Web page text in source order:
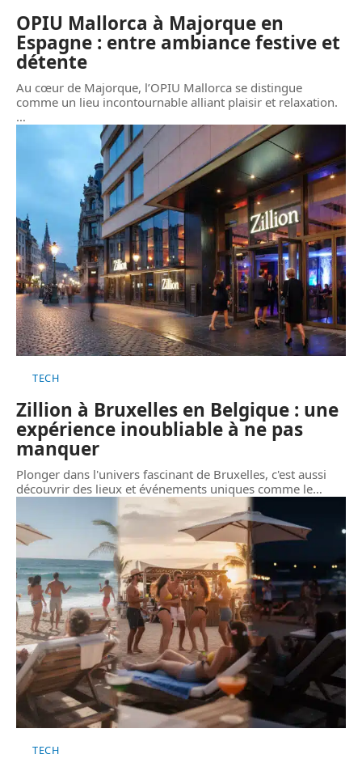
OPIU Mallorca à Majorque en
Espagne : entre ambiance festive et
détente
Au cœur de Majorque, l’OPIU Mallorca se distingue
comme un lieu incontournable alliant plaisir et relaxation.
…
TECH
Zillion à Bruxelles en Belgique : une
expérience inoubliable à ne pas
manquer
Plonger dans l'univers fascinant de Bruxelles, c'est aussi
découvrir des lieux et événements uniques comme le…
TECH